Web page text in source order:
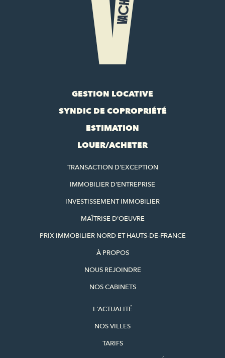
GESTION LOCATIVE
SYNDIC DE COPROPRIÉTÉ
ESTIMATION
LOUER/ACHETER
TRANSACTION D'EXCEPTION
IMMOBILIER D'ENTREPRISE
INVESTISSEMENT IMMOBILIER
MAÎTRISE D'OEUVRE
PRIX IMMOBILIER NORD ET HAUTS-DE-FRANCE
À PROPOS
NOUS REJOINDRE
NOS CABINETS
L'ACTUALITÉ
NOS VILLES
TARIFS